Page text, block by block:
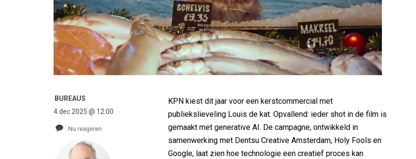
BUREAUS
4 dec 2025 @ 12:00
Nu reageren
KPN kiest dit jaar voor een kerstcommercial met
publiekslieveling Louis de kat. Opvallend: ieder shot in de film is
gemaakt met generative AI. De campagne, ontwikkeld in
samenwerking met Dentsu Creative Amsterdam, Holy Fools en
Google, laat zien hoe technologie een creatief proces kan